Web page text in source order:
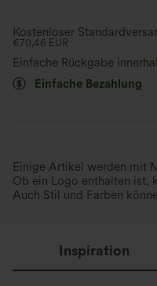
Kühles Tragegefühl
Körperbetont
überziehen Golf
Kostenloser
€70,46 EUR
Einfache Rückgabe
Einfache Bezahlung
Einige Artikel werden mit
Ob ein Logo enthalten ist,
Auch Stil und Farben
Inspiration